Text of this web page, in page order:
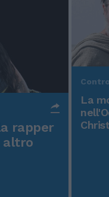
rapper
altro
La